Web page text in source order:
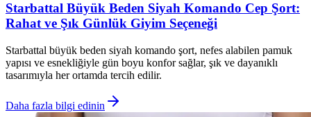
Starbattal Büyük Beden Siyah Komando Cep Şort:
Rahat ve Şık Günlük Giyim Seçeneği
Starbattal büyük beden siyah komando şort, nefes alabilen pamuk
yapısı ve esnekliğiyle gün boyu konfor sağlar, şık ve dayanıklı
tasarımıyla her ortamda tercih edilir.
Daha fazla bilgi edinin